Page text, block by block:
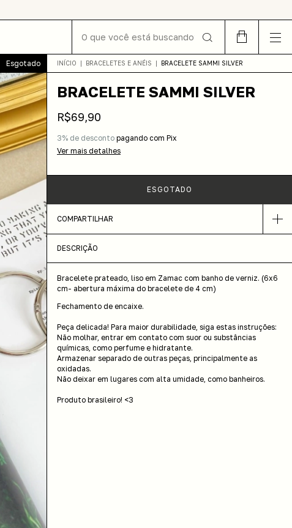
Esgotado INÍCIO | BRACELETES E ANÉIS | BRACELETE SAMMI SILVER
BRACELETE SAMMI SILVER
R$69,90
3% de desconto pagando com Pix
Ver mais detalhes
COMPARTILHAR
DESCRIÇÃO
Bracelete prateado, liso em Zamac com banho de verniz. (6x6
cm- abertura máxima do bracelete de 4 cm)
Fechamento de encaixe.
Peça delicada! Para maior durabilidade, siga estas instruções:
Não molhar, entrar em contato com suor ou substâncias
químicas, como perfume e hidratante.
Armazenar separado de outras peças, principalmente as
oxidadas.
Não deixar em lugares com alta umidade, como banheiros.
Produto brasileiro! <3